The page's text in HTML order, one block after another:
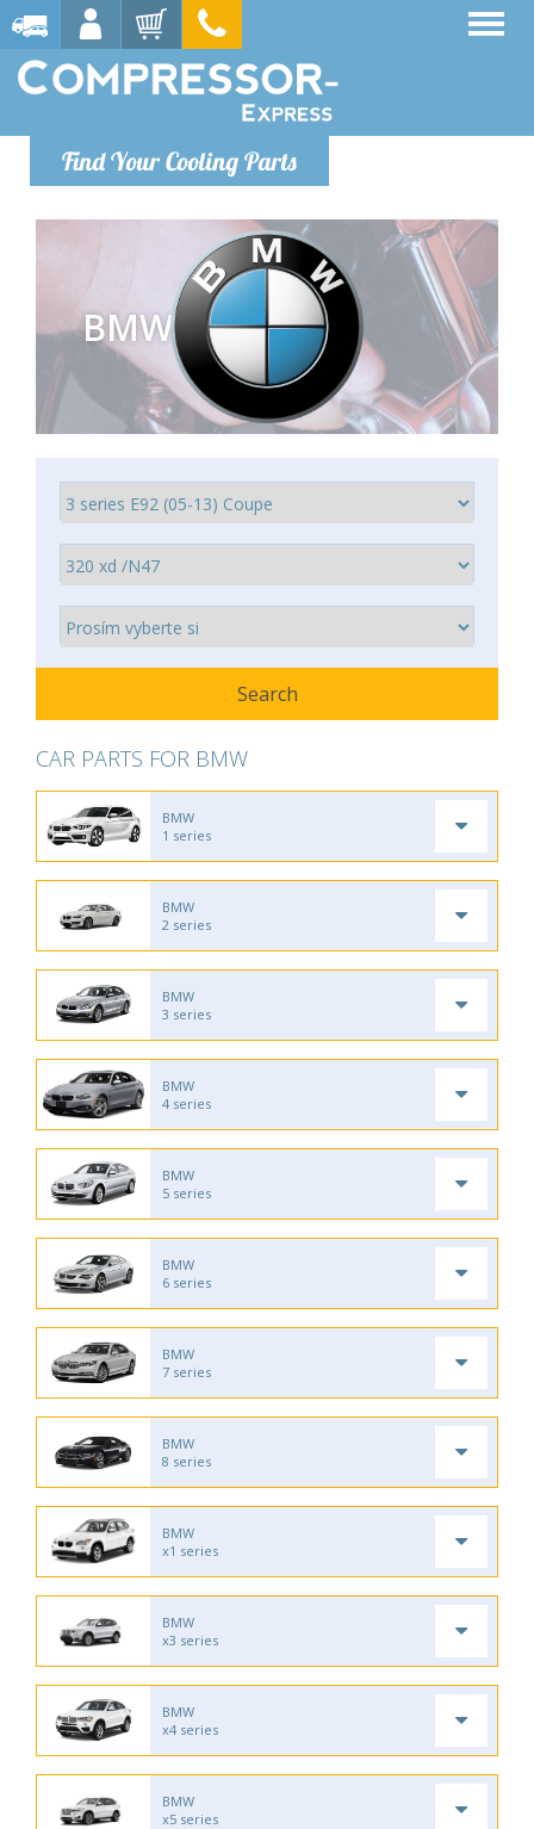
Find Your Cooling Parts
BMW
CAR PARTS FOR BMW
BMW
1 series
BMW
2 series
BMW
3 series
BMW
4 series
BMW
5 series
BMW
6 series
BMW
7 series
BMW
8 series
BMW
x1 series
BMW
x3 series
BMW
x4 series
BMW
x5 series